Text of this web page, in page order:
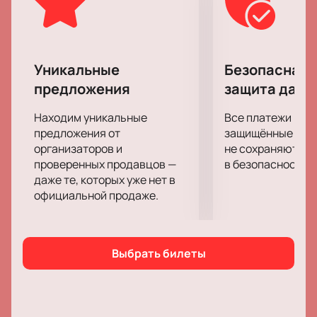
понятно.
Уникальные
предложения
Находим уникальные
предложения от
организаторов и
проверенных продавцов —
даже те, которых уже нет в
официальной продаже.
Безопасная
защита
Все платежи
защищённые
не сохраняются
в безопасности.
Выбрать билеты